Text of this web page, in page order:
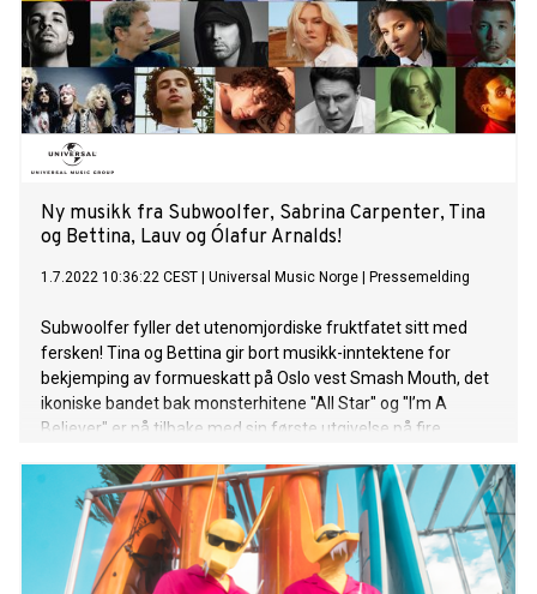
magesekken til en gul ulv! Låten ble selvfølgelig spilt inn på
den mørke siden av månen, i Subwoolfers romstudio i et
stille hjørne kalt krater Manchester. “Howling” følger også
med en musikkvideo, som har premiere kl 16:00 i morgen.
Se den HER. Subwoolfer er galaksens største band, og
består av brødrene Keith og Ji
Ny musikk fra Subwoolfer, Sabrina Carpenter, Tina
og Bettina, Lauv og Ólafur Arnalds!
1.7.2022 10:36:22 CEST Universal Music Norge Pressemelding
Subwoolfer fyller det utenomjordiske fruktfatet sitt med
fersken! Tina og Bettina gir bort musikk-inntektene for
bekjemping av formueskatt på Oslo vest Smash Mouth, det
ikoniske bandet bak monsterhitene "All Star" og "I’m A
Believer" er nå tilbake med sin første utgivelse på fire
nemlig USAs uavhengighetsdag. Med seg på låten har
Smash Mouth med seg bandets nyeste medlem og vokalist,
Zach Goode. Den anerkjente pianisten Ólafur Arnalds
annonserer sitt neste album, some kind of peace – piano
reworks med utgivelsen av "Woven Song – piano reworks"